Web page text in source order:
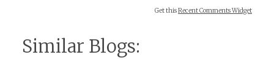
Get thisRecent Comments Widget
Similar Blogs: